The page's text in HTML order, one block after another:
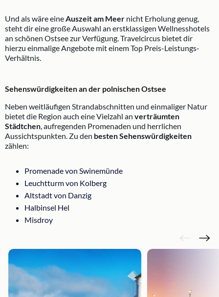
Und als wäre eineAuszeit am Meer nicht Erholung genug,
steht dir eine große Auswahl an erstklassigen Wellnesshotels
an schönen Ostsee zur Verfügung. Travelcircus bietet dir
hierzu einmalige Angebote mit einem Top Preis-Leistungs-
Verhältnis.
Sehenswürdigkeiten an der polnischen Ostsee
Neben weitläufigen Strandabschnitten und einmaliger Natur
bietet die Region auch eine Vielzahl an verträumten
Städtchen, aufregenden Promenaden und herrlichen
Aussichtspunkten. Zu den besten Sehenswürdigkeiten
zählen:
Promenade von Swinemünde
Leuchtturm von Kolberg
Altstadt von Danzig
Halbinsel Hel
Misdroy